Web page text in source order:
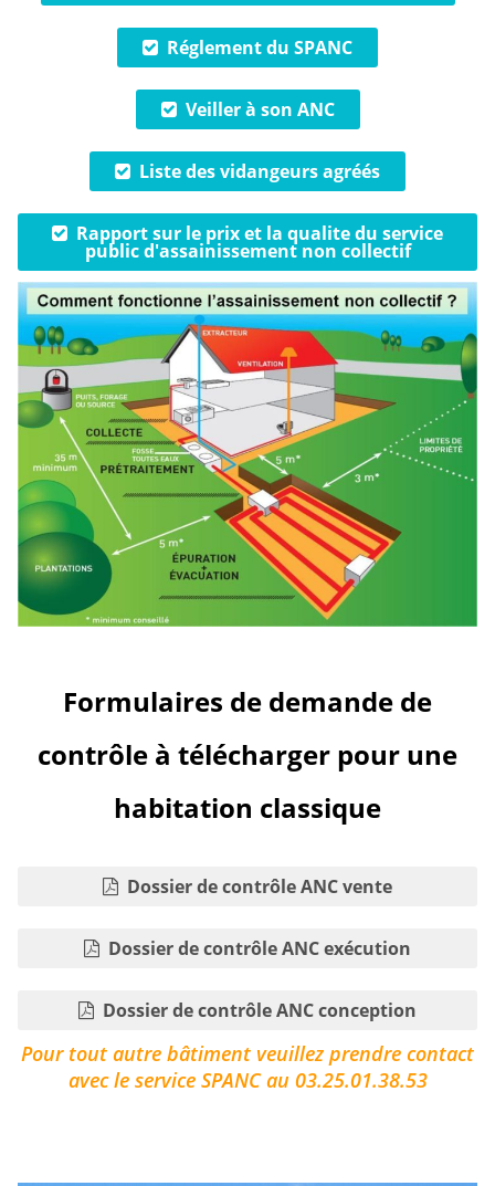
Réglement du SPANC
Veiller à son ANC
Liste des vidangeurs agréés
Rapport sur le prix et la qualite du service
public d'assainissement non collectif
Formulaires de demande de
contrôle à télécharger pour une
habitation classique
Dossier de contrôle ANC vente
Dossier de contrôle ANC exécution
Dossier de contrôle ANC conception
Pour tout autre bâtiment veuillez prendre contact
avec le service SPANC au 03.25.01.38.53